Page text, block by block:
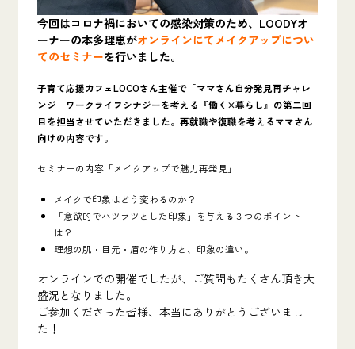
今回はコロナ禍においての感染対策のため、LOODYオ
ーナーの本多理恵がオンラインにてメイクアップについ
てのセミナーを行いました。
子育て応援カフェLOCOさん主催で「ママさん自分発見再チャレ
ンジ」ワークライフシナジーを考える『働く×暮らし』の第二回
目を担当させていただきました。再就職や復職を考えるママさん
向けの内容です。
セミナーの内容「メイクアップで魅力再発見」
メイクで印象はどう変わるのか？
「意欲的でハツラツとした印象」を与える３つのポイント
は？
理想の肌・目元・眉の作り方と、印象の違い。
オンラインでの開催でしたが、ご質問もたくさん頂き大
盛況となりました。
ご参加くださった皆様、本当にありがとうございまし
た！